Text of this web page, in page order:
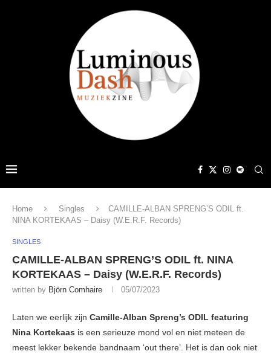
Home Singles
CAMILLE-ALBAN SPRENG’S ODIL ft.
NINA KORTEKAAS – Daisy (W.E.R.F. Records)
SINGLES
CAMILLE-ALBAN SPRENG’S ODIL ft. NINA
KORTEKAAS – Daisy (W.E.R.F. Records)
written by Björn Comhaire 05/07/2023
Laten we eerlijk zijn Camille-Alban Spreng’s ODIL featuring
Nina Kortekaas is een serieuze mond vol en niet meteen de
meest lekker bekende bandnaam ‘out there’. Het is dan ook niet